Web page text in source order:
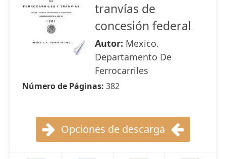
tranvías de
concesión federal
Autor: Mexico.
Departamento De
Ferrocarriles
Número de Páginas: 382
Opciones de descarga